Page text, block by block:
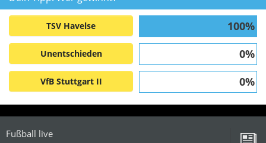
TSV Havelse 100%
Unentschieden 0%
VfB Stuttgart II 0%
Fußball live